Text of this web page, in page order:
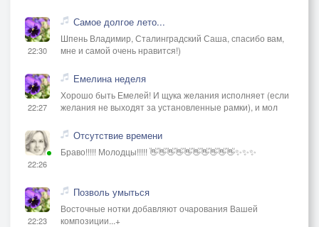
22:30
Самое долгое лето...
Шпень Владимир, Сталинградский Саша, спасибо вам,
мне и самой очень нравится!)
22:27
Емелина неделя
Хорошо быть Емелей! И щука желания исполняет (если
желания не выходят за установленные рамки), и мол
22:26
Отсутствие времени
Браво!!!!! Молодцы!!!!! 👋👋👋👋👋👋👋👋👋👋✨✨✨
22:23
Позволь умыться
Восточные нотки добавляют очарования Вашей
композиции...+